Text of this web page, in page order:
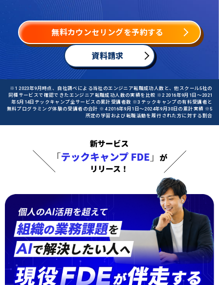
無料カウンセリングを予約する
資料請求
※1 2023年9月時点、自社調べによる当社のエンジニア転職成功人数と、他スクール5社の
同種サービスで確認できたエンジニア転職成功人数の実績を比較 ※2 2016年9月1日〜2021
年5月14日テックキャンプ全サービスの累計受講者数 ※3 テックキャンプの有料受講者と
無料プログラミング体験の受講者の合計 ※4 2016年9月1日〜2024年9月30日の累計実績 ※5
所定の学習および転職活動を履行された方に対する割合